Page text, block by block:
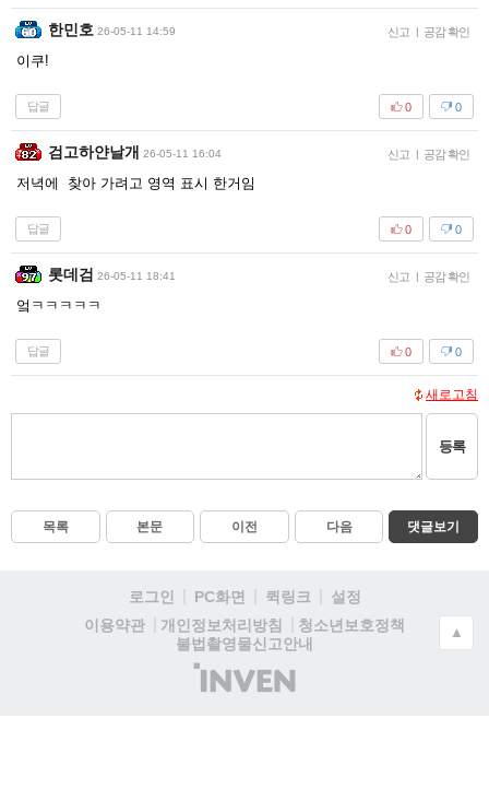
한민호 26-05-11 14:59 신고 | 공감 확인
이쿠!
답글 0
0
검고하얀날개 26-05-11 16:04 신고 | 공감 확인
저녁에 찾아 가려고 영역 표시 한거임
답글 0
0
롯데검 26-05-11 18:41 신고 | 공감 확인
엌ㅋㅋㅋㅋㅋ
답글 0
0
새로고침
등록
목록 본문 이전 다음 댓글보기
로그인 PC화면 퀵링크
설정
이용약관
개인정보처리방침
청소년보호정책
불법촬영물신고안내
(주)
인
▲